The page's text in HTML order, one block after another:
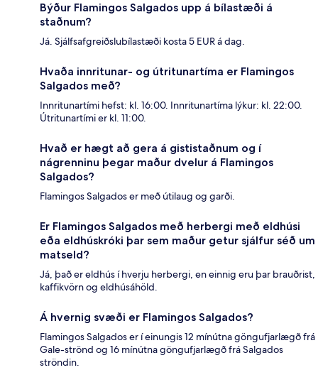
Býður Flamingos Salgados upp á bílastæði á
staðnum?
Já. Sjálfsafgreiðslubílastæði kosta 5 EUR á dag.
Hvaða innritunar- og útritunartíma er Flamingos
Salgados með?
Innritunartími hefst: kl. 16:00. Innritunartíma lýkur: kl. 22:00.
Útritunartími er kl. 11:00.
Hvað er hægt að gera á gististaðnum og í
nágrenninu þegar maður dvelur á Flamingos
Salgados?
Flamingos Salgados er með útilaug og garði.
Er Flamingos Salgados með herbergi með eldhúsi
eða eldhúskróki þar sem maður getur sjálfur séð um
matseld?
Já, það er eldhús í hverju herbergi, en einnig eru þar brauðrist,
kaffikvörn og eldhúsáhöld.
Á hvernig svæði er Flamingos Salgados?
Flamingos Salgados er í einungis 12 mínútna göngufjarlægð frá
Gale-strönd og 16 mínútna göngufjarlægð frá Salgados
ströndin.